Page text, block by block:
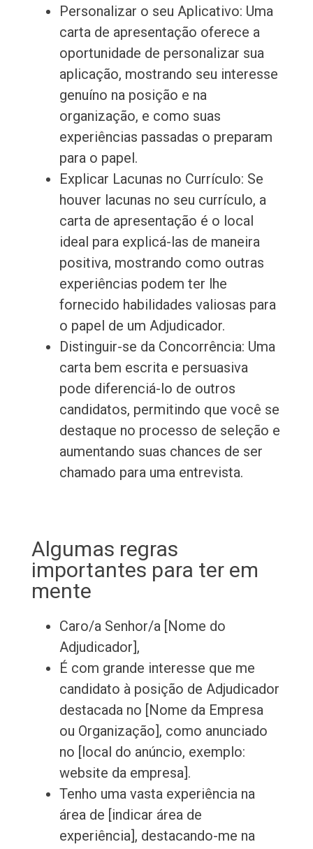
Personalizar o seu Aplicativo: Uma
carta de apresentação oferece a
oportunidade de personalizar sua
aplicação, mostrando seu interesse
genuíno na posição e na
organização, e como suas
experiências passadas o preparam
para o papel.
Explicar Lacunas no Currículo: Se
houver lacunas no seu currículo, a
carta de apresentação é o local
ideal para explicá-las de maneira
positiva, mostrando como outras
experiências podem ter lhe
fornecido habilidades valiosas para
o papel de um Adjudicador.
Distinguir-se da Concorrência: Uma
carta bem escrita e persuasiva
pode diferenciá-lo de outros
candidatos, permitindo que você se
destaque no processo de seleção e
aumentando suas chances de ser
chamado para uma entrevista.
Algumas regras
importantes para ter em
mente
Caro/a Senhor/a [Nome do
Adjudicador],
É com grande interesse que me
candidato à posição de Adjudicador
destacada no [Nome da Empresa
ou Organização], como anunciado
no [local do anúncio, exemplo:
website da empresa].
Tenho uma vasta experiência na
área de [indicar área de
experiência], destacando-me na